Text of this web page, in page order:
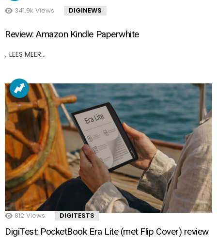
341.9k Views DIGINEWS
Review: Amazon Kindle Paperwhite
LEES MEER…
812 Views DIGITESTS
DigiTest: PocketBook Era Lite (met Flip Cover) review